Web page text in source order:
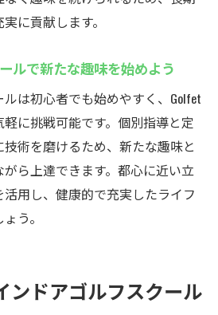
用法
軽に始めるインドアゴルフ
フスクールの無料レンタル活
るインドアゴルフスクールの
えず始められるインドアゴル
で気軽に試せるインドアゴル
に貢献します。
ルで新たな趣味を始めよう
は初心者でも始めやすく、Golfet
に挑戦可能です。個別指導と定
術を磨けるため、新たな趣味と
ら上達できます。都心に近い立
用し、健康的で充実したライフ
う。
ンドアゴルフスクール